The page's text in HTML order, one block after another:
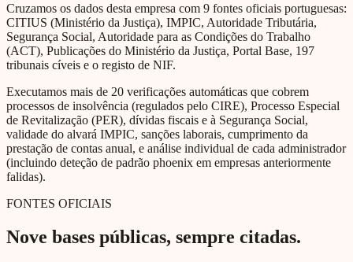
Cruzamos os dados desta empresa com 9 fontes oficiais portuguesas:
CITIUS (Ministério da Justiça), IMPIC, Autoridade Tributária,
Segurança Social, Autoridade para as Condições do Trabalho
(ACT), Publicações do Ministério da Justiça, Portal Base, 197
tribunais cíveis e o registo de NIF.
Executamos mais de 20 verificações automáticas que cobrem
processos de insolvência (regulados pelo CIRE), Processo Especial
de Revitalização (PER), dívidas fiscais e à Segurança Social,
validade do alvará IMPIC, sanções laborais, cumprimento da
prestação de contas anual, e análise individual de cada administrador
(incluindo deteção de padrão phoenix em empresas anteriormente
falidas).
FONTES OFICIAIS
Nove bases públicas, sempre citadas.